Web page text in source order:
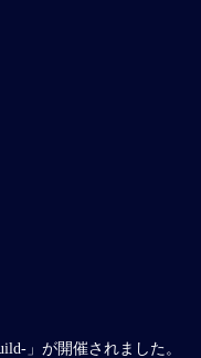
」が開催されました。